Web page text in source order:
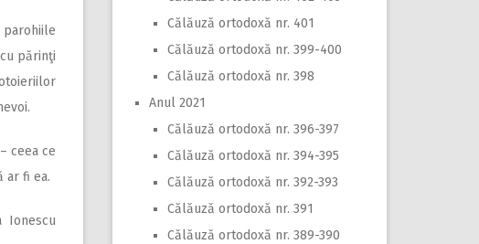
parohiile
părinţi
ceea ce
ar fi ea.
Ionescu
Călăuză ortodoxă nr. 401
Călăuză ortodoxă nr. 399-400
Călăuză ortodoxă nr. 398
Anul 2021
Călăuză ortodoxă nr. 396-397
Călăuză ortodoxă nr. 394-395
Călăuză ortodoxă nr. 392-393
Călăuză ortodoxă nr. 391
Călăuză ortodoxă nr. 389-390